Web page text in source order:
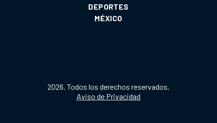
DEPORTES
MÉXICO
2026. Todos los derechos reservados.
Aviso de Privacidad